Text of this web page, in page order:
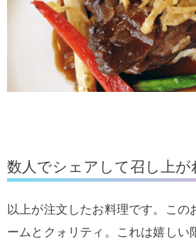
数人でシェアして召し上が
以上が注文したお料理です。この
ームとクォリティ。これは嬉しい